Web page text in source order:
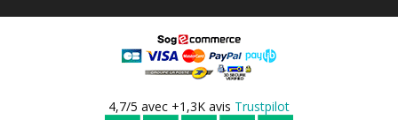
4,7/5 avec +1,3K avis Trustpilot